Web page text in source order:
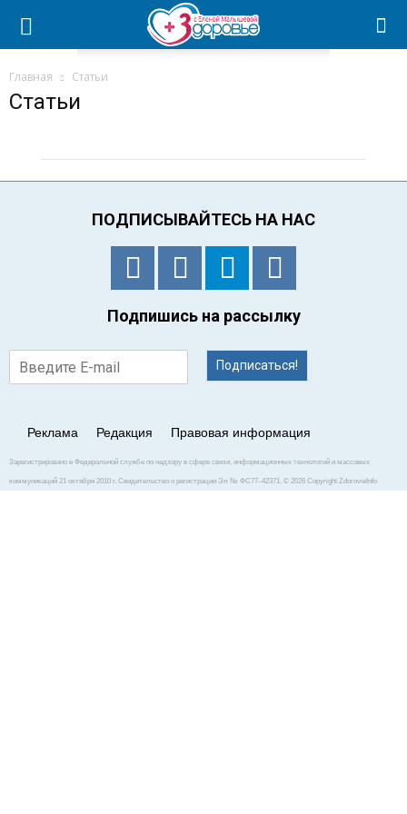
Главная Статьи
Статьи
ПОДПИСЫВАЙТЕСЬ НА НАС
Подпишись на рассылку
Подписаться!
Реклама Редакция Правовая информация
Зарегистрировано в Федеральной службе по надзору в сфере связи, информационных технологий и массовых
коммуникаций 21 октября 2010 г. Свидетельство о регистрации Эл № ФС77–42371. © 2026 Copyright ZdorovieInfo